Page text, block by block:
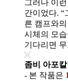
그러나 이
간이었다. “
른 캠프와
시체의 모
기다리면
좀비 아포
- 본 작품은